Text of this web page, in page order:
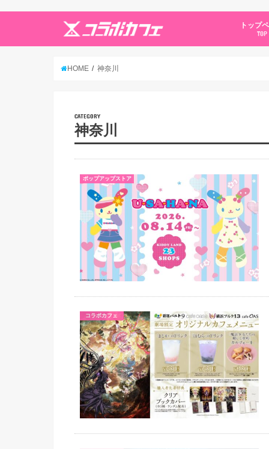
トップ
TOP
HOME 神奈川
CATEGORY
神奈川
ポップアップストア
コラボカフェ